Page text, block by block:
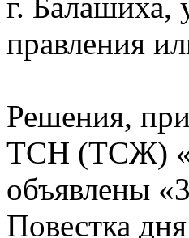
правления
Решения,
ТСН (ТСЖ)
объявлены
Повестка дня